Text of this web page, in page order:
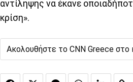
αντίληψης να έκανε
κρίση».
Ακολουθήστε το CNN Greece στο